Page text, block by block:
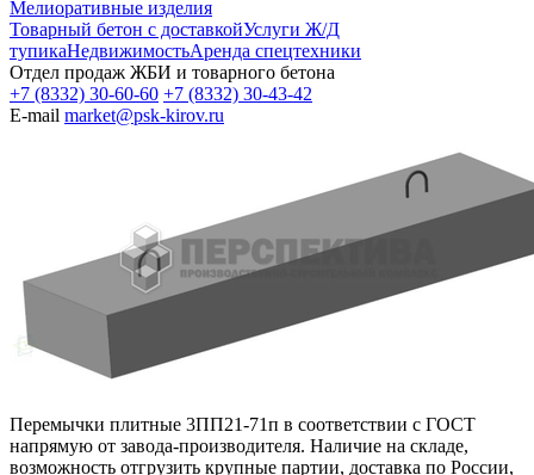
Мелиоративные изделия
Товарный бетон с доставкойУслуги Ж/Д
тупикаНедвижимостьАренда спецтехники
Отдел продаж ЖБИ и товарного бетона
+7 (8332) 30-60-60 +7 (8332) 30-43-42
E-mail market@psk-kirov.ru
Перемычки плитные 3ПП21-71п в соответствии с ГОСТ
напрямую от завода-производителя. Наличие на складе,
возможность отгрузить крупные партии, доставка по России,